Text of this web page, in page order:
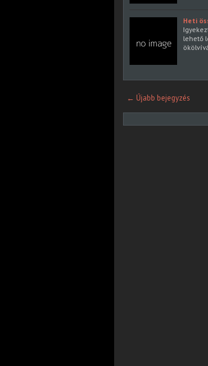
Heti
lehető
← Újabb bejegyzés